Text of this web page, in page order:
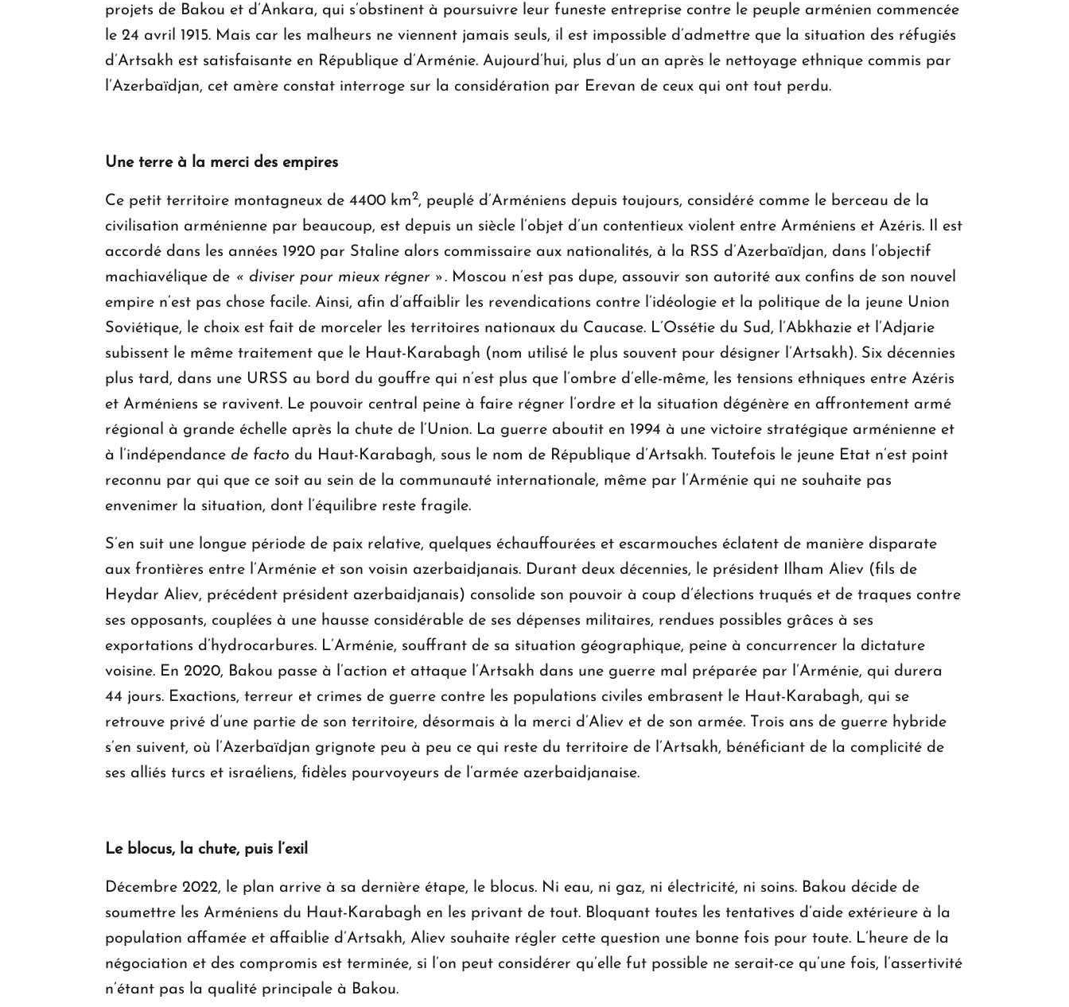
projets de Bakou et d’Ankara, qui s’obstinent à poursuivre leur funeste entreprise contre le peuple arménien commencée
le 24 avril 1915. Mais car les malheurs ne viennent jamais seuls, il est impossible d’admettre que la situation des réfugiés
d’Artsakh est satisfaisante en République d’Arménie. Aujourd’hui, plus d’un an après le nettoyage ethnique commis par
l’Azerbaïdjan, cet amère constat interroge sur la considération par Erevan de ceux qui ont tout perdu.
Une terre à la merci des empires
Ce petit territoire montagneux de 4400 km2, peuplé d’Arméniens depuis toujours, considéré comme le berceau de la
civilisation arménienne par beaucoup, est depuis un siècle l’objet d’un contentieux violent entre Arméniens et Azéris. Il est
accordé dans les années 1920 par Staline alors commissaire aux nationalités, à la RSS d’Azerbaïdjan, dans l’objectif
machiavélique de « diviser pour mieux régner ». Moscou n’est pas dupe, assouvir son autorité aux confins de son nouvel
empire n’est pas chose facile. Ainsi, afin d’affaiblir les revendications contre l’idéologie et la politique de la jeune Union
Soviétique, le choix est fait de morceler les territoires nationaux du Caucase. L’Ossétie du Sud, l’Abkhazie et l’Adjarie
subissent le même traitement que le Haut-Karabagh (nom utilisé le plus souvent pour désigner l’Artsakh). Six décennies
plus tard, dans une URSS au bord du gouffre qui n’est plus que l’ombre d’elle-même, les tensions ethniques entre Azéris
et Arméniens se ravivent. Le pouvoir central peine à faire régner l’ordre et la situation dégénère en affrontement armé
régional à grande échelle après la chute de l’Union. La guerre aboutit en 1994 à une victoire stratégique arménienne et
à l’indépendance de facto du Haut-Karabagh, sous le nom de République d’Artsakh. Toutefois le jeune Etat n’est point
reconnu par qui que ce soit au sein de la communauté internationale, même par l’Arménie qui ne souhaite pas
envenimer la situation, dont l’équilibre reste fragile.
S’en suit une longue période de paix relative, quelques échauffourées et escarmouches éclatent de manière disparate
aux frontières entre l’Arménie et son voisin azerbaidjanais. Durant deux décennies, le président Ilham Aliev (fils de
Heydar Aliev, précédent président azerbaidjanais) consolide son pouvoir à coup d’élections truqués et de traques contre
ses opposants, couplées à une hausse considérable de ses dépenses militaires, rendues possibles grâces à ses
exportations d’hydrocarbures. L’Arménie, souffrant de sa situation géographique, peine à concurrencer la dictature
voisine. En 2020, Bakou passe à l’action et attaque l’Artsakh dans une guerre mal préparée par l’Arménie, qui durera
44 jours. Exactions, terreur et crimes de guerre contre les populations civiles embrasent le Haut-Karabagh, qui se
retrouve privé d’une partie de son territoire, désormais à la merci d’Aliev et de son armée. Trois ans de guerre hybride
s’en suivent, où l’Azerbaïdjan grignote peu à peu ce qui reste du territoire de l’Artsakh, bénéficiant de la complicité de
ses alliés turcs et israéliens, fidèles pourvoyeurs de l’armée azerbaidjanaise.
Le blocus, la chute, puis l’exil
Décembre 2022, le plan arrive à sa dernière étape, le blocus. Ni eau, ni gaz, ni électricité, ni soins. Bakou décide de
soumettre les Arméniens du Haut-Karabagh en les privant de tout. Bloquant toutes les tentatives d’aide extérieure à la
population affamée et affaiblie d’Artsakh, Aliev souhaite régler cette question une bonne fois pour toute. L’heure de la
négociation et des compromis est terminée, si l’on peut considérer qu’elle fut possible ne serait-ce qu’une fois, l’assertivité
n’étant pas la qualité principale à Bakou.